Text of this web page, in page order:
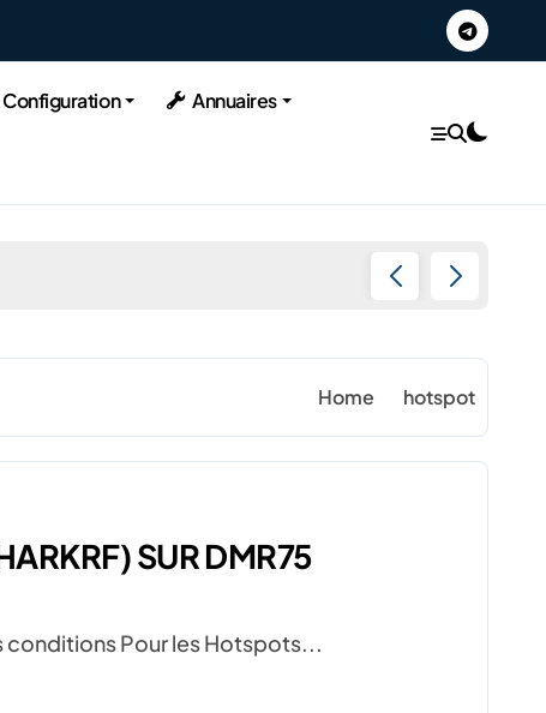
Configuration Annuaires
Home hotspot
SUR DMR75
conditions Pour les Hotspots...